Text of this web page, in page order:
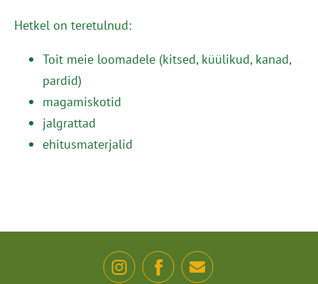
Hetkel on teretulnud:
Toit meie loomadele (kitsed, küülikud, kanad,
pardid)
magamiskotid
jalgrattad
ehitusmaterjalid